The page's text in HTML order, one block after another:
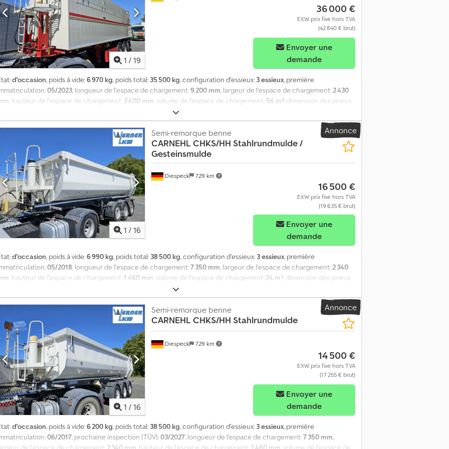
1 / 19
36 000 €
EXW prix fixe hors TVA
(42 840 € brut)
demande
d'occasion, poids à vide:6 970 kg, poids total: 35 500 kg, configuration d'essieux: 3 essieux, première
05/2023, longueur de l'espace de chargement:9 200 mm, largeur de l’espace de chargement:2 430
, hauteur de l'espace de chargement: 2 400 mm, volume de l'espace de chargement: 54 m³, dimension des pneus:
, Couleur RAL 7032, gris galet Frein à tambour EBS Charge
: 28 530 kg Suspension pneumatique avec élévation Plancher : 10 mm, côté gauche, repliable sur 700 mm Essieux
Cedpfx Alozp N Adoforf Dernier essieu avec articulation suiveuse Protection anti-encastrement, rabattable
de levage et d’abaissement Chariot à céréales Bâche enroulable Plateforme Jantes Alcoa Dura-Bright Sous
d'erreurs et d'omissions.
Annonce
1 / 16
Diespeck 729 km
Semi-remorque benne
CARNEHL CHKS/HH Stahlrundmulde /
Gesteinsmulde
16 500 €
EXW prix fixe hors TVA
(19 635 € brut)
demande
d'occasion, poids à vide:6 990 kg, poids total: 38 500 kg, configuration d'essieux: 3 essieux, première
05/2018, longueur de l'espace de chargement:7 350 mm, largeur de l’espace de chargement:2 340
, hauteur de l'espace de chargement:1 460 mm, volume de l'espace de chargement: 24 m³, dimension des pneus:
, Équipement:
pneumatique avec élévation Plancher : 7 mm, avec renforcement supplémentaire de 6 mm sous le
de la benne Hayon hydraulique avec fonction basculante Bâche enroulable Plateforme Essieux SAF Jantes
aluminium Alcoa Protection anticastrage rabattable Sous réserve d'erreurs et d'omissions Cjdpfezp Nbaex Alfjrf
Annonce
1 / 16
Diespeck 729 km
Semi-remorque benne
CARNEHL CHKS/HH Stahlrundmulde
14 500 €
EXW prix fixe hors TVA
(17 255 € brut)
demande
d'occasion, poids à vide:6 200 kg, poids total: 38 500 kg, configuration d'essieux: 3 essieux, première
06/2017, prochaine inspection (TÜV):03/2027, longueur de l'espace de chargement:7 350 mm,